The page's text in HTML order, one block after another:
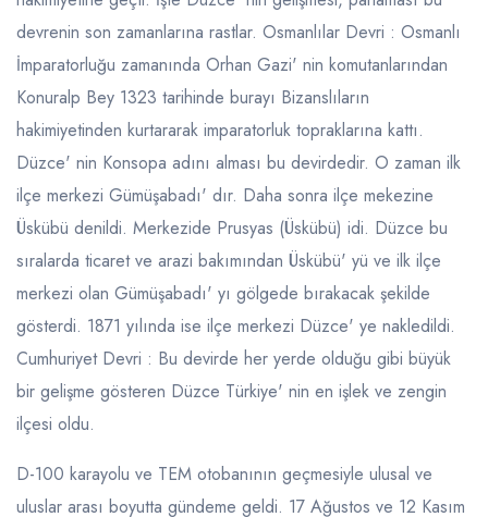
devrenin son zamanlarına rastlar. Osmanlılar Devri : Osmanlı
İmparatorluğu zamanında Orhan Gazi' nin komutanlarından
Konuralp Bey 1323 tarihinde burayı Bizanslıların
hakimiyetinden kurtararak imparatorluk topraklarına kattı.
Düzce' nin Konsopa adını alması bu devirdedir. O zaman ilk
ilçe merkezi Gümüşabadı' dır. Daha sonra ilçe mekezine
Üskübü denildi. Merkezide Prusyas (Üskübü) idi. Düzce bu
sıralarda ticaret ve arazi bakımından Üskübü' yü ve ilk ilçe
merkezi olan Gümüşabadı' yı gölgede bırakacak şekilde
gösterdi. 1871 yılında ise ilçe merkezi Düzce' ye nakledildi.
Cumhuriyet Devri : Bu devirde her yerde olduğu gibi büyük
bir gelişme gösteren Düzce Türkiye' nin en işlek ve zengin
ilçesi oldu.
D-100 karayolu ve TEM otobanının geçmesiyle ulusal ve
uluslar arası boyutta gündeme geldi. 17 Ağustos ve 12 Kasım